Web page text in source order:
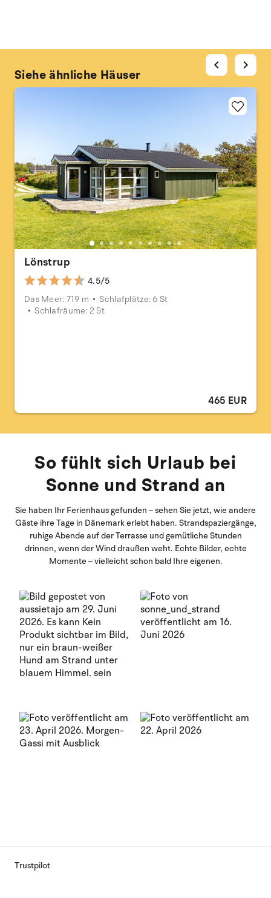
Siehe ähnliche Häuser
Lönstrup
4.5/5
Das Meer: 719 m
Schlafplätze: 6 St
Schlafräume: 2 St
465 EUR
chevron_left chevron_right
So fühlt sich Urlaub bei
Sonne und Strand an
Sie haben Ihr Ferienhaus gefunden – sehen Sie jetzt, wie andere
Gäste ihre Tage in Dänemark erlebt haben. Strandspaziergänge,
ruhige Abende auf der Terrasse und gemütliche Stunden
drinnen, wenn der Wind draußen weht. Echte Bilder, echte
Momente – vielleicht schon bald Ihre eigenen.
Trustpilot